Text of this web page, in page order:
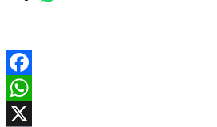
Facebook
WhatsApp